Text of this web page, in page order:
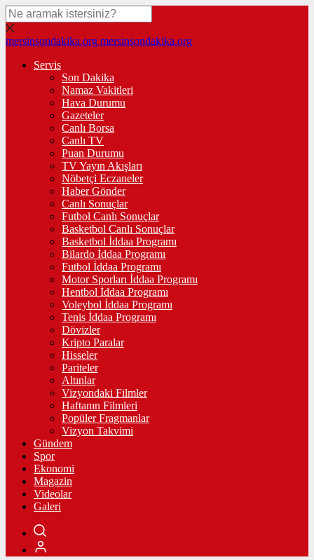
mersinsondakika.org mersinsondakika.org
Servis
Son Dakika
Namaz Vakitleri
Hava Durumu
Gazeteler
Canlı Borsa
Canlı TV
Puan Durumu
TV Yayın Akışları
Nöbetçi Eczaneler
Haber Gönder
Canlı Sonuçlar
Futbol Canlı Sonuçlar
Basketbol Canlı Sonuçlar
Basketbol İddaa Programı
Bilardo İddaa Programı
Futbol İddaa Programı
Motor Sporları İddaa Programı
Hentbol İddaa Programı
Voleybol İddaa Programı
Tenis İddaa Programı
Dövizler
Kripto Paralar
Hisseler
Pariteler
Altınlar
Vizyondaki Filmler
Haftanın Filmleri
Popüler Fragmanlar
Vizyon Takvimi
Gündem
Spor
Ekonomi
Magazin
Videolar
Galeri